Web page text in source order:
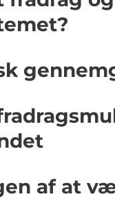
af at